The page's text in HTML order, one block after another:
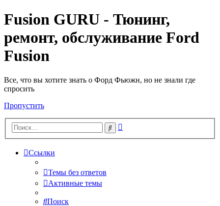
Fusion GURU - Тюнинг,
ремонт, обслуживание Ford
Fusion
Все, что вы хотите знать о Форд Фьюжн, но не знали где
спросить
Пропустить
Поиск
Ссылки
Темы без ответов
Активные темы
Поиск